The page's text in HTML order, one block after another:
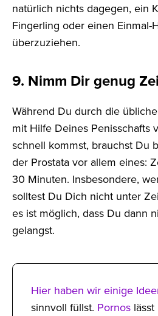
natürlich nichts dagegen, ein
Fingerling oder einen Einmal-
überzuziehen.
9. Nimm Dir genug
Während Du durch die
mit Hilfe Deines Penisschafts
schnell kommst, brauchst Du
der Prostata vor allem eines:
30 Minuten. Insbesondere,
solltest Du Dich nicht unter
es ist möglich, dass Du dann
gelangst.
Hier haben wir einige
sinnvoll füllst. Pornos